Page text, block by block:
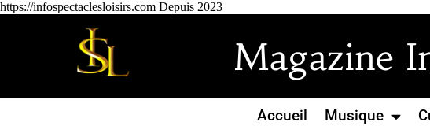
https://infospectaclesloisirs.com Depuis 2023
Magazine
Accueil Musique